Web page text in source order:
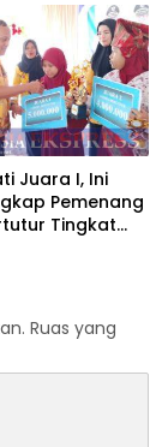
Jambore
Juara I, Ini
Pemenang
Tingkat
Ruas yang